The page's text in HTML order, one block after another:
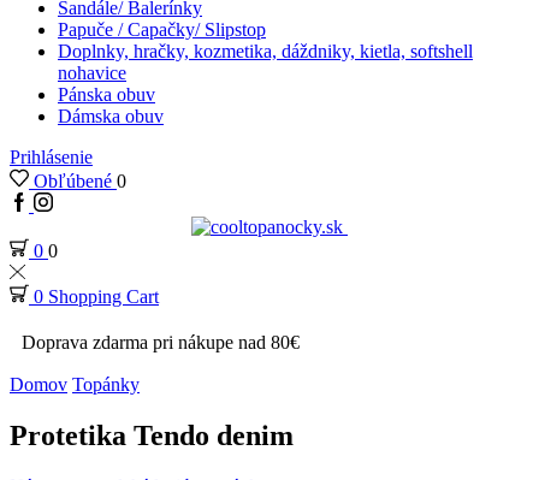
Sandále/ Balerínky
Papuče / Capačky/ Slipstop
Doplnky, hračky, kozmetika, dáždniky, kietla, softshell
nohavice
Pánska obuv
Dámska obuv
Prihlásenie
Obľúbené 0
0 0
0 Shopping Cart
Doprava zdarma pri nákupe nad 80€
Domov Topánky
Protetika Tendo denim